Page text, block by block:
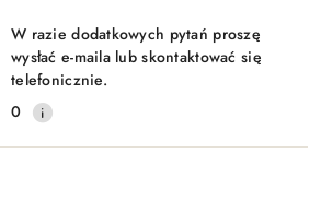
W razie dodatkowych pytań proszę
wysłać e-maila lub skontaktować się
telefonicznie.
0